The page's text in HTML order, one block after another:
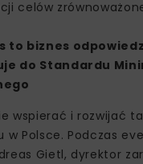
celów
to biznes
do Standardu
wspierać i rozwijać
w Polsce. Podczas
Gietl, dyrektor